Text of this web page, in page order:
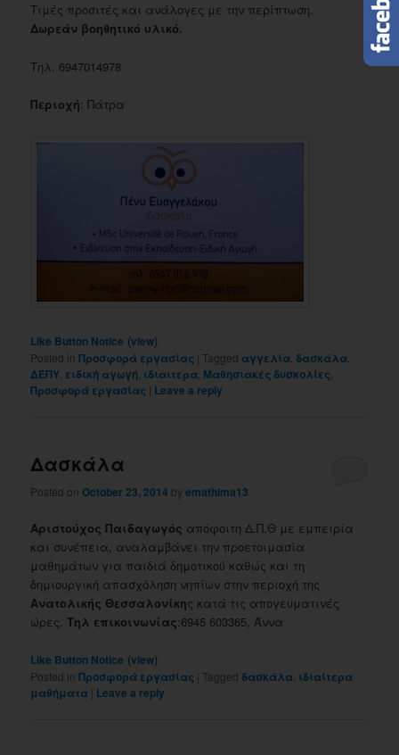
Τιμές προσιτές και ανάλογες με την περίπτωση.
Δωρεάν βοηθητικό υλικό.
Τηλ. 6947014978
Περιοχή: Πάτρα
Like Button Notice (view)
Posted in Προσφορά εργασίας | Tagged αγγελία ,δασκάλα
ΔΕΠΥ ειδική αγωγή ιδιαιτερα Μαθησιακές δυσκολίες
Προσφορά εργασίας | Leave a reply
Δασκάλα
Posted onOctober 23, 2014 byemathima13
Αριστούχος Παιδαγωγός απόφοιτη Δ.Π.Θ με εμπειρία
και συνέπεια, αναλαμβάνει την προετοιμασία
μαθημάτων για παιδιά δημοτικού καθώς και τη
δημιουργική απασχόληση νηπίων στην περιοχή της
Ανατολικής Θεσσαλονίκης κατά τις απογευματινές
ώρες.Τηλ επικοινωνίας:6945 603365, Άννα
Like Button Notice (view)
Posted in Προσφορά εργασίας | Tagged δασκάλα ιδιαίτερα
μαθήματα | Leave a reply